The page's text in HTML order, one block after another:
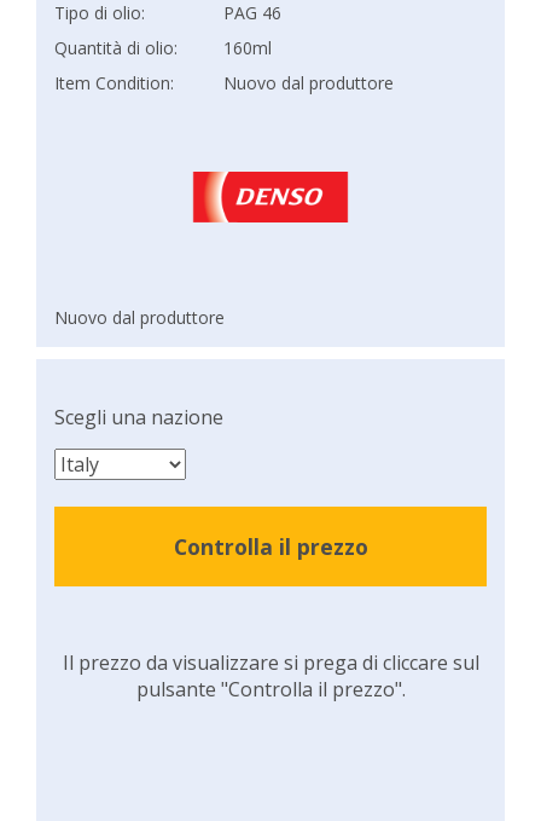
Tipo di olio:
PAG 46
Quantità di olio:
160ml
Item Condition:
Nuovo dal produttore
Nuovo dal produttore
Scegli una nazione
Controlla il prezzo
Il prezzo da visualizzare si prega di cliccare sul
pulsante "Controlla il prezzo".